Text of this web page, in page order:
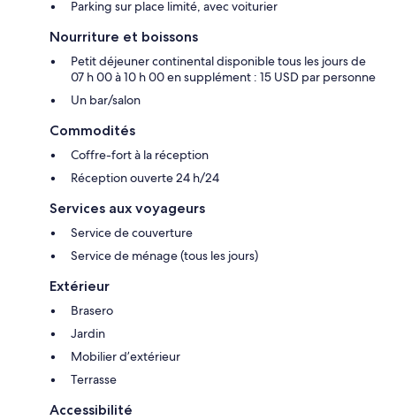
Parking sur place limité, avec voiturier
Nourriture et boissons
Petit déjeuner continental disponible tous les jours de
07 h 00 à 10 h 00 en supplément : 15 USD par personne
Un bar/salon
Commodités
Coffre-fort à la réception
Réception ouverte 24 h/24
Services aux voyageurs
Service de couverture
Service de ménage (tous les jours)
Extérieur
Brasero
Jardin
Mobilier d’extérieur
Terrasse
Accessibilité